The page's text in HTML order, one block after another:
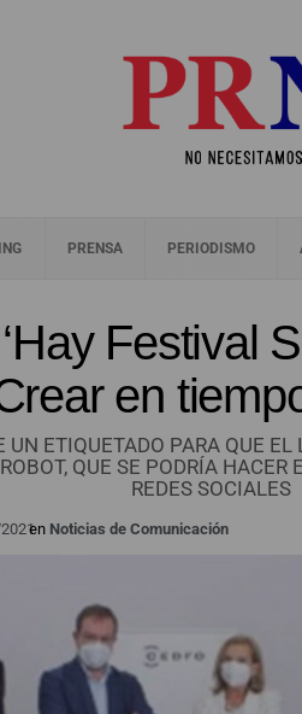
PRENSA PERIODISMO
Festival
en
UN ETIQUETADO PARA QUE
QUE SE PODRÍA
REDES SOCIALES
en Noticias de Comunicación